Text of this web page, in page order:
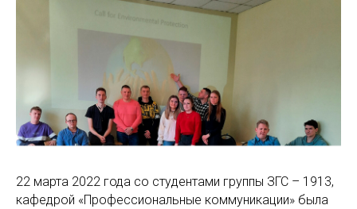
22 марта 2022 года со студентами группы ЗГС – 1913,
кафедрой «Профессиональные коммуникации» была